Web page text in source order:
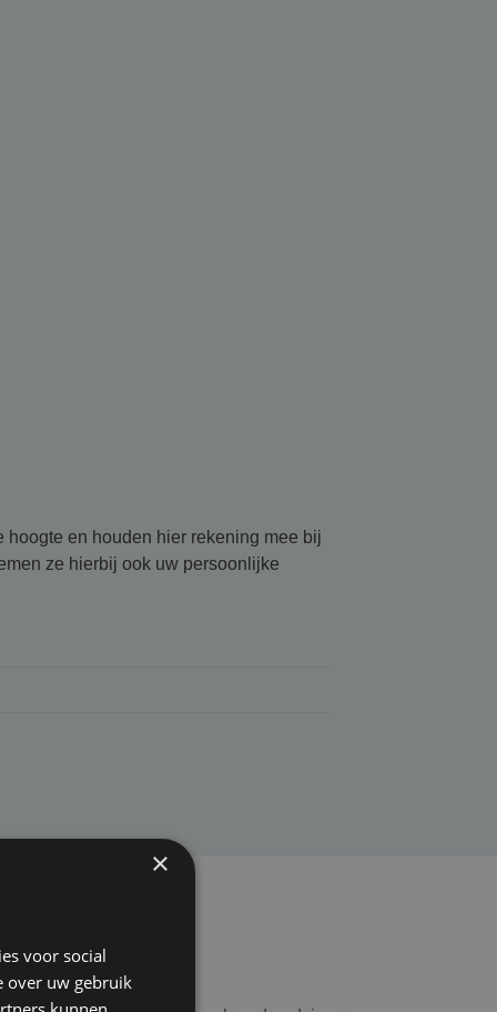
en houden hier rekening mee bij
ze hierbij ook uw persoonlijke
×
voor social
over uw gebruik